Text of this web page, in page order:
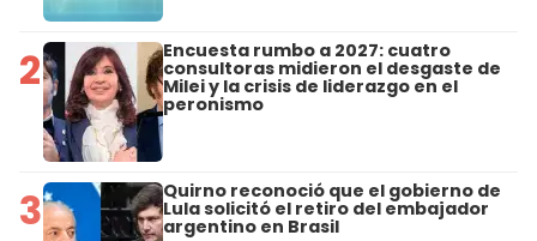
2 Encuesta rumbo a 2027: cuatro
consultoras midieron el desgaste de
Milei y la crisis de liderazgo en el
peronismo
3 Quirno reconoció que el gobierno de
Lula solicitó el retiro del embajador
argentino en Brasil